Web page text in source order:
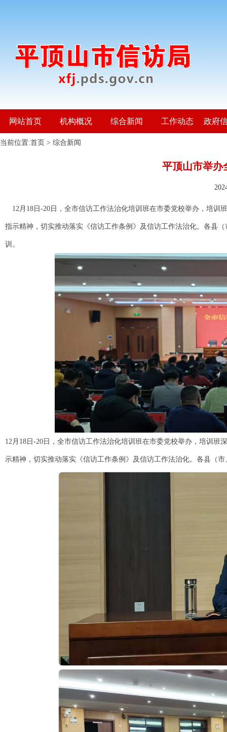
网站首页 机构概况 综合新闻 工作动态 政府
当前位置:首页 > 综合新闻
平顶山市举办
12月18日-20日，全市信访工作法治化培训班在市委党校举办，培
指示精神，切实推动落实《信访工作条例》及信访工作法治化。各县
训。
12月18日-20日，全市信访工作法治化培训班在市委党校举办，培训
示精神，切实推动落实《信访工作条例》及信访工作法治化。各县（